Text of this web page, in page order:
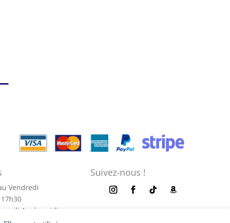
Vendredi
Après-midi
Suivez-nous !